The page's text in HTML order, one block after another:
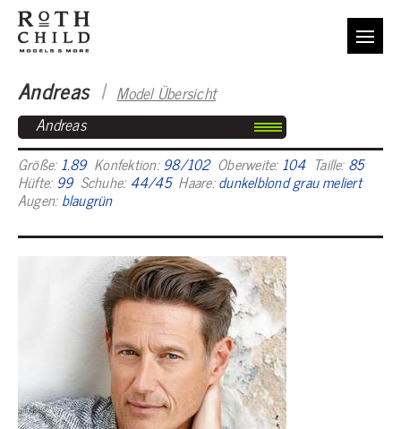
Andreas I Model Übersicht
Andreas
Größe: 1.89 Konfektion:98/102 Oberweite: 104 Taille: 85
Hüfte: 99 Schuhe: 44/45 Haare:dunkelblond grau meliert
Augen: blaugrün